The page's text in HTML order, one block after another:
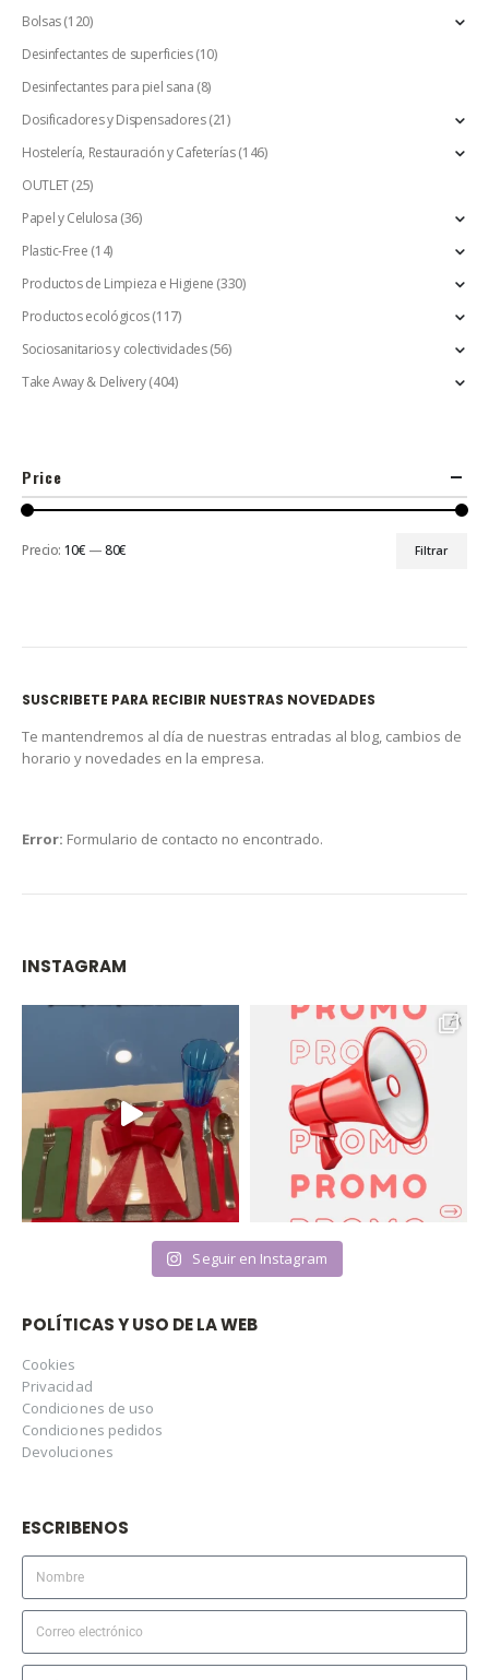
Bolsas(120)
Desinfectantes de superficies (10)
Desinfectantes para piel sana (8)
Dosificadores y Dispensadores (21)
Hostelería, Restauración y Cafeterías(146)
OUTLET(25)
Papel y Celulosa (36)
Plastic-Free (14)
Productos de Limpieza e Higiene (330)
Productos ecológicos(117)
Sociosanitarios y colectividades (56)
Take Away & Delivery(404)
Price
Filtrar
Precio: 10€ —80€
SUSCRIBETE PARA RECIBIR NUESTRAS NOVEDADES
Te mantendremos al día de nuestras entradas al blog, cambios de
horario y novedades en la empresa.
Error: Formulario de contacto no encontrado.
INSTAGRAM
Seguir en Instagram
POLÍTICAS Y USO DE LA WEB
Cookies
Privacidad
Condiciones de uso
Condiciones pedidos
Devoluciones
ESCRIBENOS